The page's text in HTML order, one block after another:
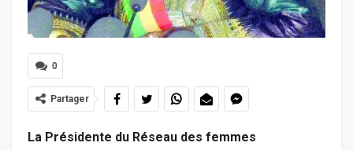
0
Partager
La Présidente du Réseau des femmes